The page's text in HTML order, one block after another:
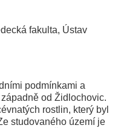
fakulta, Ústav
podmínkami a
od Židlochovic.
rostlin, který byl
studovaného území je